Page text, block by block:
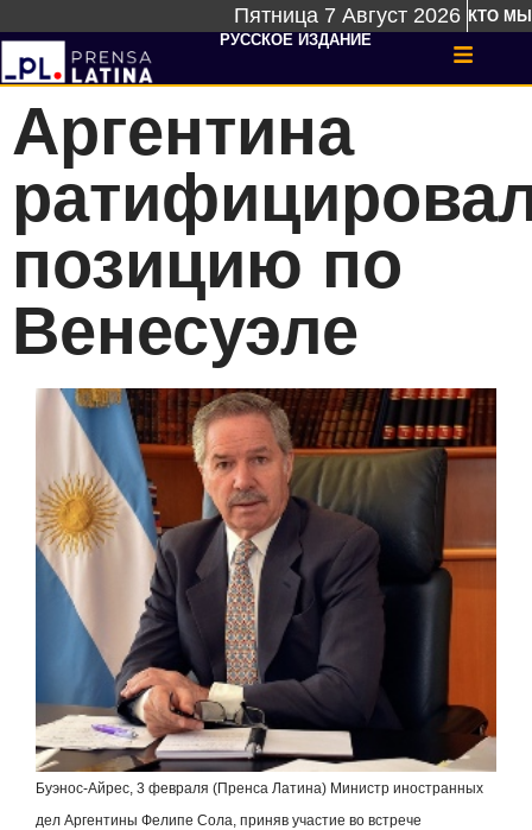
Пятница 7 Август 2026 КТО МЫ
РУССКОЕ ИЗДАНИЕ
Аргентина
позицию по
Венесуэле
Буэнос-Айрес, 3 февраля (Пренса Латина) Министр иностранных
дел Аргентины Фелипе Сола, приняв участие во встрече